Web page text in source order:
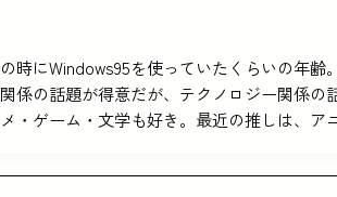
時にWindows95を使っていたくらいの年齢
係の話題が得意だが、テクノロジー関係の
・ゲーム・文学も好き。最近の推しは、ア